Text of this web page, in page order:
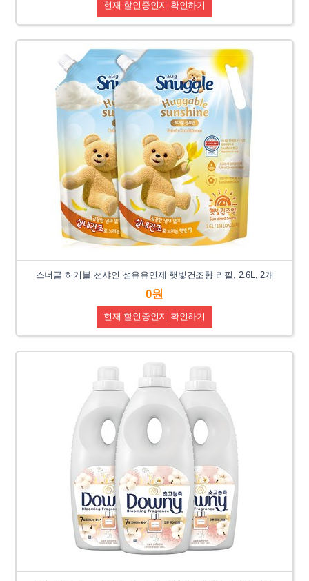
현재 할인중인지 확인하기
스너글 허거블 선샤인 섬유유연제 햇빛건조향 리필, 2.6L, 2개
0원
현재 할인중인지 확인하기